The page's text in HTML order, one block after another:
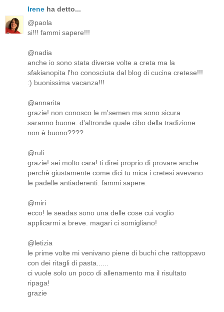
Irene ha detto...
@paola
si!!! fammi sapere!!!
@nadia
anche io sono stata diverse volte a creta ma la
sfakianopita l'ho conosciuta dal blog di cucina cretese!!!
:) buonissima vacanza!!!
@annarita
grazie! non conosco le m'semen ma sono sicura
saranno buone. d'altronde quale cibo della tradizione
non è buono????
@ruli
grazie! sei molto cara! ti direi proprio di provare anche
perchè giustamente come dici tu mica i cretesi avevano
le padelle antiaderenti. fammi sapere.
@miri
ecco! le seadas sono una delle cose cui voglio
applicarmi a breve. magari ci somigliano!
@letizia
le prime volte mi venivano piene di buchi che rattoppavo
con dei ritagli di pasta......
ci vuole solo un poco di allenamento ma il risultato
ripaga!
grazie